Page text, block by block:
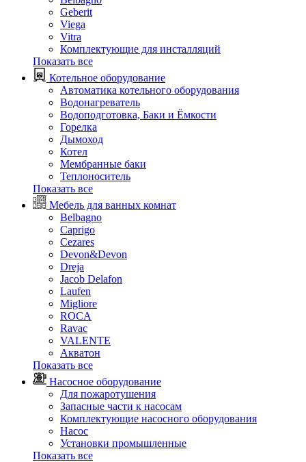
Geberit
Viega
Vitra
Комплектующие для инсталляций
Показать все
Котельное оборудование
Автоматика котельного оборудования
Водонагреватель
Водоподготовка, Баки и Ёмкости
Горелка
Дымоход
Котел
Мембранные баки
Теплоноситель
Показать все
Мебель для ванных комнат
Belbagno
Caprigo
Cezares
Devon&Devon
Dreja
Jacob Delafon
Laufen
Migliore
ROCA
Rаvac
VALENTE
Акватон
Показать все
Насосное оборудование
Для пожаротушения
Запасные части к насосам
Комплектующие насосного оборудования
Насос
Установки промышленные
Показать все